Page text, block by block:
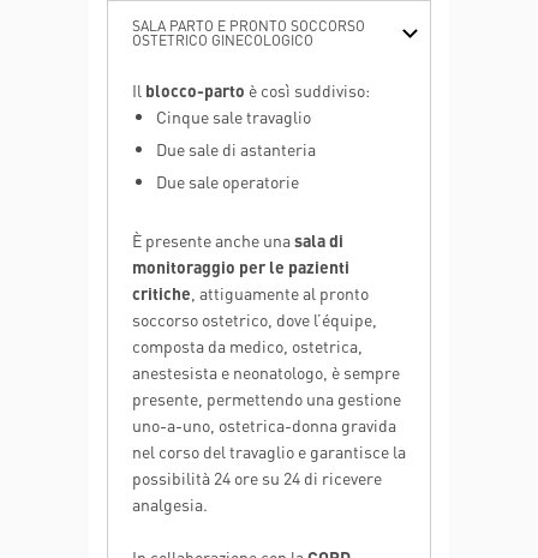
SALA PARTO E PRONTO SOCCORSO
OSTETRICO GINECOLOGICO
Il blocco-parto è così suddiviso:
Cinque sale travaglio
Due sale di astanteria
Due sale operatorie
È presente anche unasala di
monitoraggio per le pazienti
critiche , attiguamente al pronto
soccorso ostetrico, dove l’équipe,
composta da medico, ostetrica,
anestesista e neonatologo, è sempre
presente, permettendo una gestione
uno-a-uno, ostetrica-donna gravida
nel corso del travaglio e garantisce la
possibilità 24 ore su 24 di ricevere
analgesia.